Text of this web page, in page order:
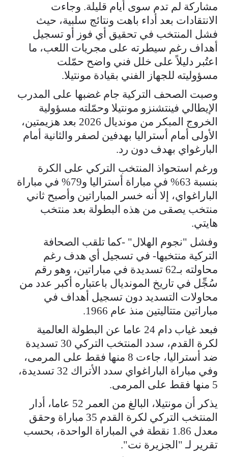
مشاركة لم تدم سوى أيام قليلة. وجاءت
الانتقادات بعد أداء باهت ونتائج سلبية، حيث
فشل المنتخب في تحقيق أي فوز أو تسجيل
أهداف رغم سيطرته على مجريات اللعب، ما
اعتُبر دليلاً على خلل فني واضح حمّلت
مسؤوليته للجهاز الفني بقيادة مونتيلا.
وصبت الصحف التركية جام غضبها على المدرب
الإيطالي فينتشنزو مونتيلا وحمّلته مسؤولية
الخروج المبكر من مونديال 2026 بعد هزيمتين،
الأولى أمام أستراليا بهدفين لصفر والثانية أمام
البارغواي بهدف دون رد.
ورغم استحواذ المنتخب التركي على الكرة
بنسبة 63% في مباراة أستراليا و79% في مباراة
الباراغواي، إلا أنه خسر المباراتين وأصبح ثاني
منتخب يصقى من هذه البطولة بعد منتخب
هايتي.
وفشل "نجوم الهلال" -كما تلقب الصحافة
التركية منتخبها- في تسجيل أي هدف رغم
محاولته بـ62 تسديدة في مباراتين، وهو رقم
سُجِّل في تاريخ المونديال باعتباره أكبر عدد من
محاولات التسديد دون تسجيل أهداف في
مباراتين متتاليتين منذ عام 1966.
فبعد غياب دام 24 عاما عن البطولة العالمية
لكرة القدم، سدد المنتخب التركي 30 تسديدة
ضد أستراليا، جاءت 8 منها فقط على المرمى،
وفي مباراة الباراغواي سدد الأتراك 32 تسديدة،
5 منها فقط على المرمى.
يذكر أن مونتيلا، البالغ من العمر 52 عاما، أدار
المنتخب التركي لكرة القدم 35 مباراة وحقق
معدل 1.86 نقطة في المباراة الواحدة، بحسب
تقرير لـ "الجزيرة نت".